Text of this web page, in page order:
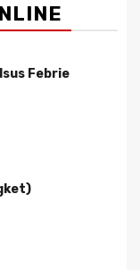
Febrie